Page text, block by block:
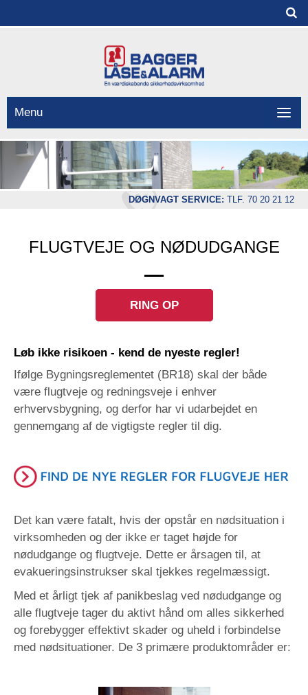
Menu
DØGNVAGT SERVICE: TLF. 70 20 21 12
FLUGTVEJE OG NØDUDGANGE
RING OP
Løb ikke risikoen - kend de nyeste regler!
Ifølge Bygningsreglementet (BR18) skal der både
være flugtveje og redningsveje i enhver
erhvervsbygning, og derfor har vi udarbejdet en
gennemgang af de vigtigste regler til dig.
Det kan være fatalt, hvis der opstår en nødsituation i
virksomheden og der ikke er taget højde for
nødudgange og flugtveje. Dette er årsagen til, at
evakueringsinstrukser skal tjekkes regelmæssigt.
Med et årligt tjek af panikbeslag ved nødudgange og
alle flugtveje tager du aktivt hånd om alles sikkerhed
og forebygger effektivt skader og uheld i forbindelse
med nødsituationer. De 3 primære produktområder er: